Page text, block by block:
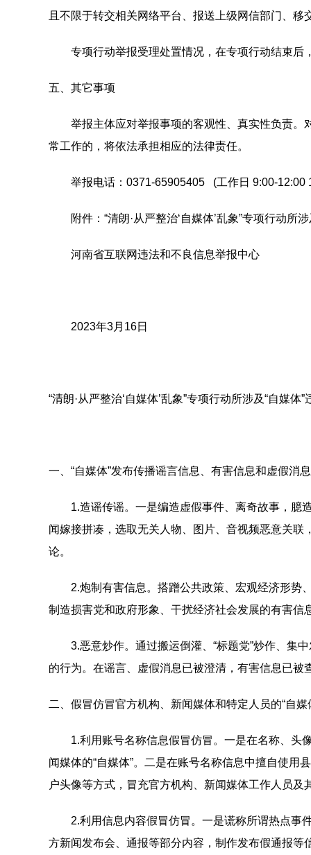
且不限于转交相关网络平台、报送上级网信部门、移
专项行动举报受理处置情况，在专项行动结束后
五、其它事项
举报主体应对举报事项的客观性、真实性负责。
常工作的，将依法承担相应的法律责任。
举报电话：0371-65905405 (工作日 9:00-12:00
附件：“清朗·从严整治‘自媒体’乱象”专项行动所涉
河南省互联网违法和不良信息举报中心
2023年3月16日
“清朗·从严整治‘自媒体’乱象”专项行动所涉及“自媒体
一、“自媒体”发布传播谣言信息、有害信息和虚假消息
1.造谣传谣。一是编造虚假事件、离奇故事，臆造
闻嫁接拼凑，选取无关人物、图片、音视频恶意关联
论。
2.炮制有害信息。搭蹭公共政策、宏观经济形势、
制造损害党和政府形象、干扰经济社会发展的有害信
3.恶意炒作。通过搬运倒灌、“标题党”炒作、集中
的行为。在谣言、虚假消息已被澄清，有害信息已
二、假冒仿冒官方机构、新闻媒体和特定人员的“自媒
1.利用账号名称信息假冒仿冒。一是在名称、头像
闻媒体的“自媒体”。二是在账号名称信息中擅自使用
户头像等方式，冒充官方机构、新闻媒体工作人员及
2.利用信息内容假冒仿冒。一是谎称所谓热点事件
方新闻发布会、通报等部分内容，制作发布假通报等